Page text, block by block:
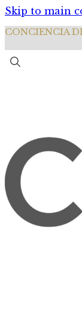
Skip to main
CONCIENCIA